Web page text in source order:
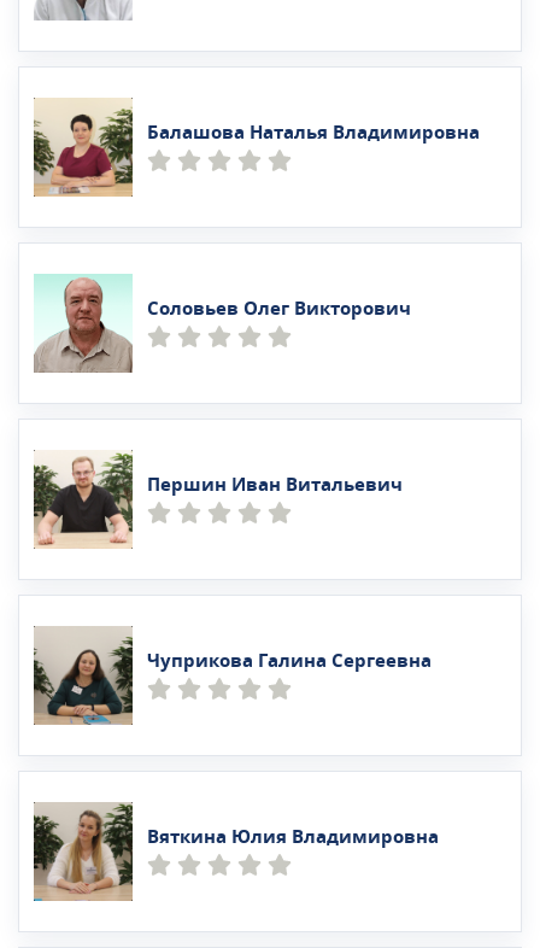
Балашова Наталья Владимировна
Соловьев Олег Викторович
Першин Иван Витальевич
Чуприкова Галина Сергеевна
Вяткина Юлия Владимировна